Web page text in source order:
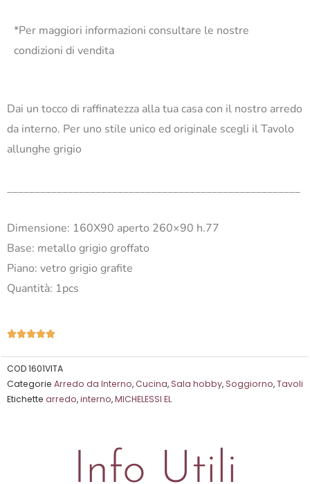
*Per maggiori informazioni consultare le nostre
condizioni di vendita
Dai un tocco di raffinatezza alla tua casa con il nostro arredo
da interno. Per uno stile unico ed originale scegli il Tavolo
allunghe grigio
_____________________________________________________
Dimensione: 160X90 aperto 260×90 h.77
Base: metallo grigio groffato
Piano: vetro grigio grafite
Quantità: 1pcs
Valutazione
su
5
COD1601VITA
Categorie Arredo da Interno,Cucina,Sala hobby,Soggiorno,Tavoli
Etichette arredo,interno,MICHELESSI EL
Info Utili